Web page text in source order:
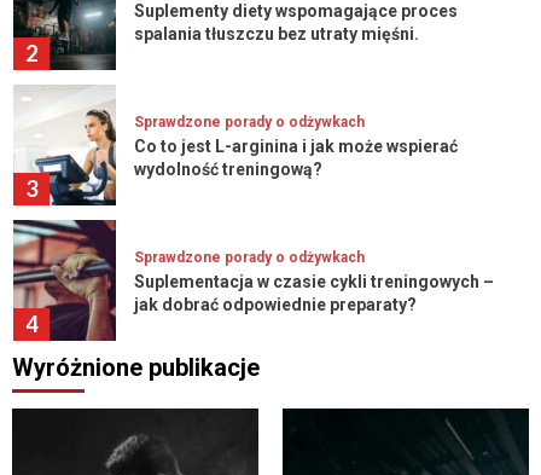
2
Suplementy diety wspomagające proces
spalania tłuszczu bez utraty mięśni.
3
Sprawdzone porady o odżywkach
Co to jest L-arginina i jak może wspierać
wydolność treningową?
4
Sprawdzone porady o odżywkach
Suplementacja w czasie cykli treningowych –
jak dobrać odpowiednie preparaty?
Czy warto stosować odżywki zawierające
kwasy tłuszczowe omega-3?
Wyróżnione publikacje